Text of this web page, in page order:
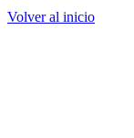
Volver al inicio